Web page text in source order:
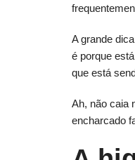
A grande
é porque
que está
Ah, não caia
encharcado